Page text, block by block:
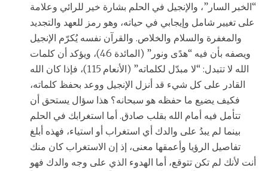
“الخبر السار”، والإنجيل في الحلم بشارة خير للرائي وعلامة
على تغيير شامل وإيجابي في حياته، وهو رمز للعهد والتجديد
والمغفرة والسلام والخلاص. والقرآن نفسه يُكرّم الإنجيل
ويصفه بأن فيه “هدًى ونور” (المائدة 46)، ويؤكد أن كلمات
الله لا تتبدل: “لا مبدّل لكلماته” (الأنعام 115)، فإذا كان الله
القادر على كل شيء قد أنزل الإنجيل ووعد بحفظ كلماته،
فكيف يضيع ما حفظه هو سبحانه؟ هذا سؤال يستحق أن
تتأمل فيه أمام الله بقلب صادق. أما استغرابك في الحلم
بينما لم يبدُ على والدك أي استغراب أو استياء، فهذه أبلغ
تفاصيل الرؤيا وأعمقها معنى، إذ إن الاستغراب كان منك
أنت لأنك لم تكن تتوقع، أما الهدوء الذي على وجه والدك فهو